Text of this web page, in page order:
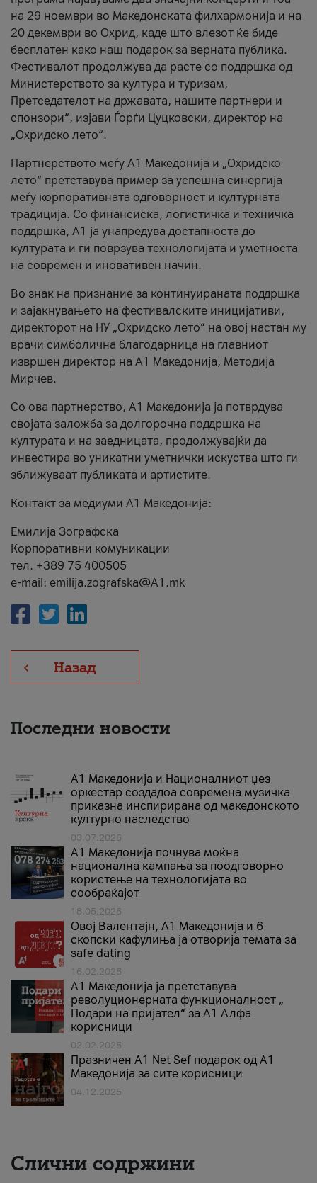
на 29 ноември во Македонската филхармонија и на
20 декември во Охрид, каде што влезот ќе биде
бесплатен како наш подарок за верната публика.
Фестивалот продолжува да расте со поддршка од
Министерството за култура и туризам,
Претседателот на државата, нашите партнери и
спонзори“, изјави Ѓорѓи Цуцковски, директор на
„Охридско лето“.
Партнерството меѓу A1 Македонија и „Охридско
лето“ претставува пример за успешна синергија
меѓу корпоративната одговорност и културната
традиција. Со финансиска, логистичка и техничка
поддршка, A1 ја унапредува достапноста до
културата и ги поврзува технологијата и уметноста
на современ и иновативен начин.
Во знак на признание за континуираната поддршка
и зајакнувањето на фестивалските иницијативи,
директорот на НУ „Охридско лето“ на овој настан му
врачи симболична благодарница на главниот
извршен директор на A1 Македонија, Методија
Мирчев.
Со ова партнерство, A1 Македонија ја потврдува
својата заложба за долгорочна поддршка на
културата и на заедницата, продолжувајќи да
инвестира во уникатни уметнички искуства што ги
зближуваат публиката и артистите.
Контакт за медиуми А1 Македонија:
Емилија Зографска
Корпоративни комуникации
тел. +389 75 400505
e-mail: emilija.zografska@A1.mk
Назад
Последни новости
А1 Македонија и Националниот џез
оркестар создадоа современа музичка
приказна инспирирана од македонското
културно наследство
03.07.2026
A1 Македонија почнува моќна
национална кампања за поодговорно
користење на технологијата во
сообраќајот
18.05.2026
Овој Валентајн, A1 Македонија и 6
скопски кафулиња ја отворија темата за
safe dating
16.02.2026
А1 Македонија ја претставува
револуционерната функционалност „
Подари на пријател“ за А1 Алфа
корисници
02.02.2026
Празничен A1 Net Sеf подарок од А1
Македонија за сите корисници
04.12.2025
Слични содржини